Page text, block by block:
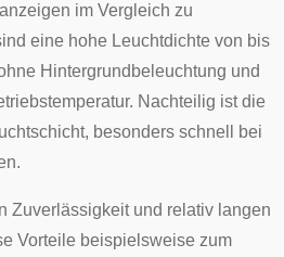
im Vergleich zu
eine hohe Leuchtdichte von bis
Hintergrundbeleuchtung und
Nachteilig ist die
besonders schnell bei
Zuverlässigkeit und relativ langen
Vorteile beispielsweise zum